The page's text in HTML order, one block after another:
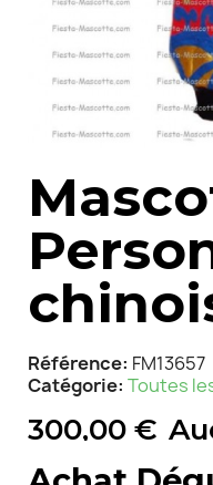
Référence FM13657
Catégorie Toutes
300,00 €